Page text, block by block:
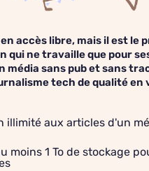
accès libre, mais il est le
qui ne travaille que pour
média sans pub et sans
tech de qualité en
illimité aux articles d'un
moins 1 To de stockage